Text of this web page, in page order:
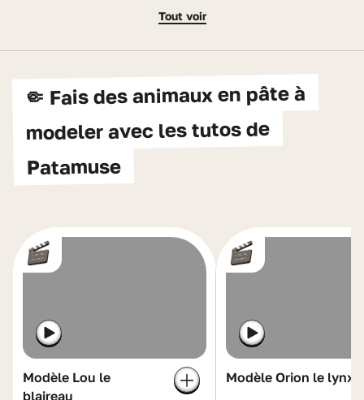
Tout voir
🤏 Fais des animaux en pâte à
modeler avec les tutos de
Patamuse
Modèle Lou le
blaireau
Modèle Orion le lynx